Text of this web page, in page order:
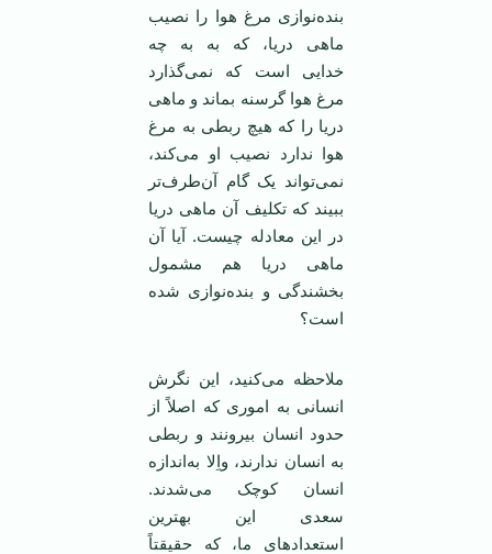
بنده‌نوازی مرغ هوا را نصیب
ماهی دریا، که به به چه
خدایی است که نمی‌گذارد
مرغ هوا گرسنه بماند و ماهی
دریا را که هیچ ربطی به مرغ
هوا ندارد نصیب او می‌کند،
نمی‌تواند یک گام آن‌طرف‌تر
ببیند که تکلیف آن ماهی دریا
در این معادله چیست. آیا آن
ماهی دریا هم مشمول
بخشندگی و بنده‌نوازی شده
است؟
ملاحظه می‌کنید، این نگرش
انسانی به اموری که اصلاً از
حدود انسان بیرونند و ربطی
به انسان ندارند، واِلا به‌اندازه
انسان کوچک می‌شدند.
سعدی این بهترین
استعدادهای ما، که حقیقتاً